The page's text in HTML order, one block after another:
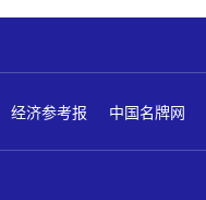
经济参考报 中国名牌网